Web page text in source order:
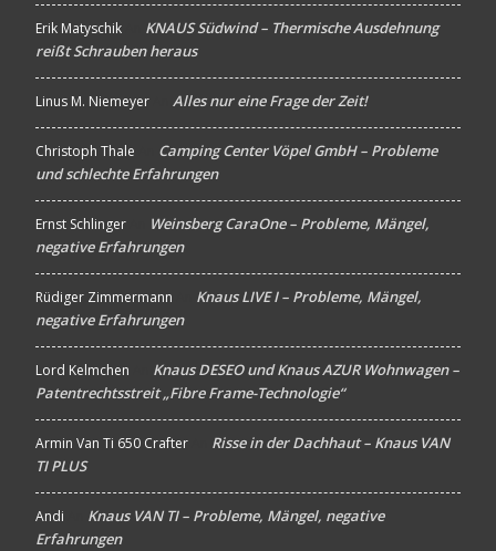
Erik Matyschik
KNAUS Südwind – Thermische Ausdehnung
reißt Schrauben heraus
Linus M. Niemeyer Alles nur eine Frage der Zeit!
Christoph Thale
Camping Center Vöpel GmbH – Probleme
und schlechte Erfahrungen
Ernst Schlinger
Weinsberg CaraOne – Probleme, Mängel,
negative Erfahrungen
Rüdiger Zimmermann
Knaus LIVE I – Probleme, Mängel,
negative Erfahrungen
Lord Kelmchen
Knaus DESEO und Knaus AZUR Wohnwagen –
Patentrechtsstreit „Fibre Frame-Technologie“
Armin Van Ti 650 Crafter
Risse in der Dachhaut – Knaus VAN
TI PLUS
Andi
Knaus VAN TI – Probleme, Mängel, negative
Erfahrungen